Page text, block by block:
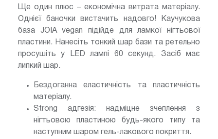
Ще один плюс – економічна витрата матеріалу.
Однієї баночки вистачить надовго! Каучукова
база JOIA vegan підійде для ламкої нігтьової
пластини. Нанесіть тонкий шар бази та ретельно
просушіть у LED лампі 60 секунд. Засіб має
липкий шар.
Бездоганна еластичність та пластичність
матеріалу.
Strong адгезія: надміцне зчеплення з
нігтьовою пластиною будь-якого типу та
наступним шаром гель-лакового покриття.